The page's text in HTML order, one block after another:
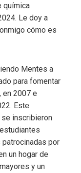
química
Le doy a
cómo es
Mentes a
para fomentar
en 2007 e
Este
inscribieron
por
un hogar de
y un